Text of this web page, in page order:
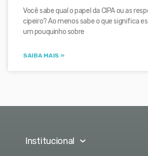
Você sabe qual o papel da CIPA ou as
cipeiro? Ao menos sabe o que significa
um pouquinho sobre
SAIBA MAIS »
Institucional